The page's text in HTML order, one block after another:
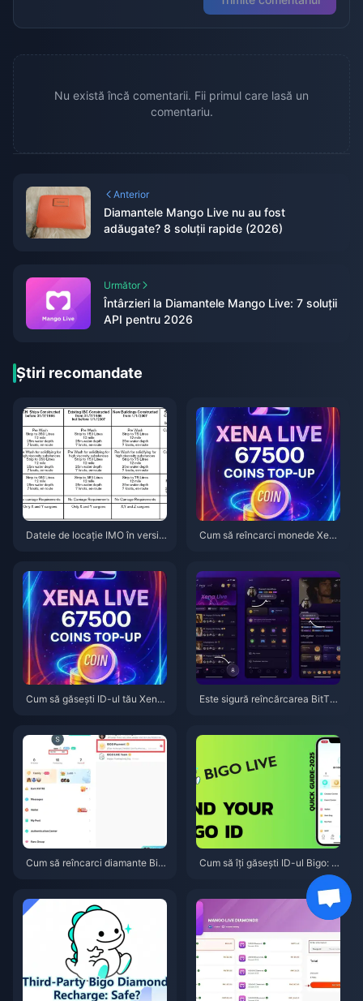
Nu există încă comentarii. Fii primul care lasă un
comentariu.
Anterior
Diamantele Mango Live nu au fost
adăugate? 8 soluții rapide (2026)
Următor
Întârzieri la Diamantele Mango Live: 7 soluții
API pentru 2026
Știri recomandate
Datele de locație IMO în versiu
Cum să reîncarci monede Xena
nedă
Cum să găsești ID-ul tău Xena
area acestuia
Este sigură reîncărcarea BitTop
Cum să reîncarci diamante Big
Cum să îți găsești ID-ul Bigo: G
hid rapid pas cu pas (2026)